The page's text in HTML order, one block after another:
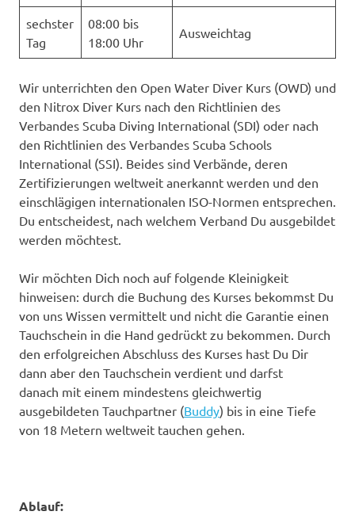
sechster
Tag
08:00 bis
18:00 Uhr
Ausweichtag
Wir unterrichten den Open Water Diver Kurs (OWD) und
den Nitrox Diver Kurs nach den Richtlinien des
Verbandes Scuba Diving International (SDI) oder nach
den Richtlinien des Verbandes Scuba Schools
International (SSI). Beides sind Verbände, deren
Zertifizierungen weltweit anerkannt werden und den
einschlägigen internationalen ISO-Normen entsprechen.
Du entscheidest, nach welchem Verband Du ausgebildet
werden möchtest.
Wir möchten Dich noch auf folgende Kleinigkeit
hinweisen: durch die Buchung des Kurses bekommst Du
von uns Wissen vermittelt und nicht die Garantie einen
Tauchschein in die Hand gedrückt zu bekommen. Durch
den erfolgreichen Abschluss des Kurses hast Du Dir
dann aber den Tauchschein verdient und darfst
danach mit einem mindestens gleichwertig
ausgebildeten Tauchpartner (Buddy) bis in eine Tiefe
von 18 Metern weltweit tauchen gehen.
Ablauf: